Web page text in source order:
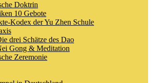
Doktrin
10 Gebote
Kodex der Yu Zhen Schule
drei Schätze des Dao
Gong & Meditation
Zeremonie